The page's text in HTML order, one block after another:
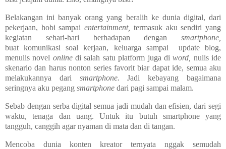
Belakangan ini banyak orang yang beralih ke dunia digital, dari
pekerjaan, hobi sampaientertainment, termasuk aku sendiri yang
kegiatan sehari-hari berhadapan dengan smartphone,
buat komunikasi soal kerjaan, keluarga sampai update blog,
menulis novel onlinedi salah satu platform juga diword, nulis ide
skenario dan harus nonton series favorit biar dapat ide, semua aku
melakukannya dari smartphone. Jadi kebayang bagaimana
seringnya aku pegang smartphone dari pagi sampai malam.
Sebab dengan serba digital semua jadi mudah dan efisien, dari segi
waktu, tenaga dan uang. Untuk itu butuh smartphone yang
tangguh, canggih agar nyaman di mata dan di tangan.
Mencoba dunia konten kreator ternyata nggak semudah